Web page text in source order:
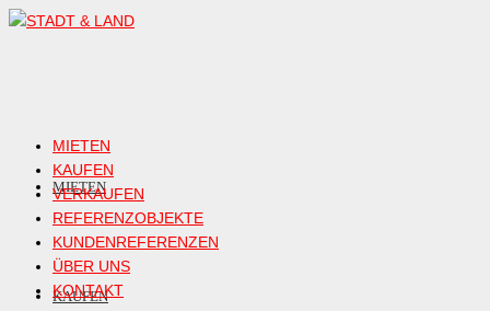
MIETEN
KAUFEN
MIETEN
KAUFEN
VERKAUFEN
REFERENZOBJEKTE
KUNDENREFERENZEN
ÜBER UNS
KONTAKT